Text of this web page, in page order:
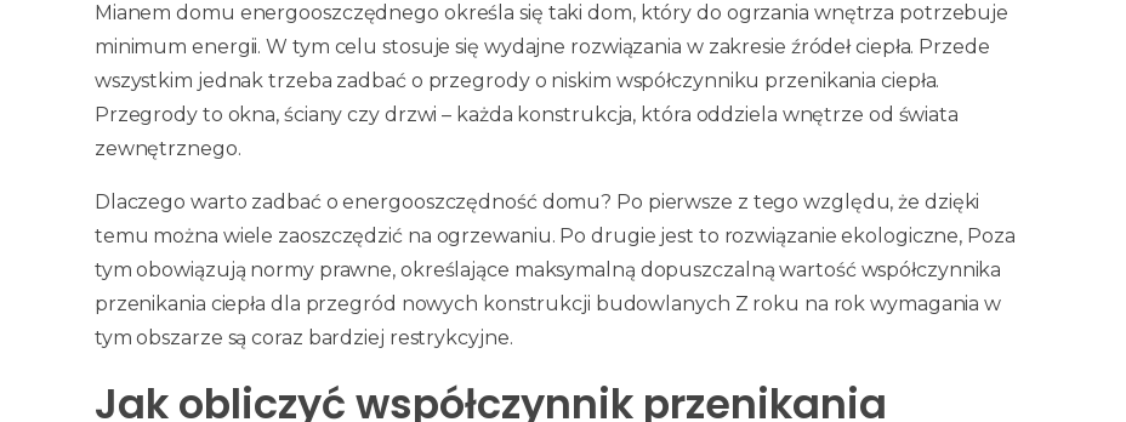
Mianem domu energooszczędnego określa się taki dom, który do ogrzania wnętrza potrzebuje
minimum energii. W tym celu stosuje się wydajne rozwiązania w zakresie źródeł ciepła. Przede
wszystkim jednak trzeba zadbać o przegrody o niskim współczynniku przenikania ciepła.
Przegrody to okna, ściany czy drzwi – każda konstrukcja, która oddziela wnętrze od świata
zewnętrznego.
Dlaczego warto zadbać o energooszczędność domu? Po pierwsze z tego względu, że dzięki
temu można wiele zaoszczędzić na ogrzewaniu. Po drugie jest to rozwiązanie ekologiczne, Poza
tym obowiązują normy prawne, określające maksymalną dopuszczalną wartość współczynnika
przenikania ciepła dla przegród nowych konstrukcji budowlanych Z roku na rok wymagania w
tym obszarze są coraz bardziej restrykcyjne.
Jak obliczyć współczynnik przenikania